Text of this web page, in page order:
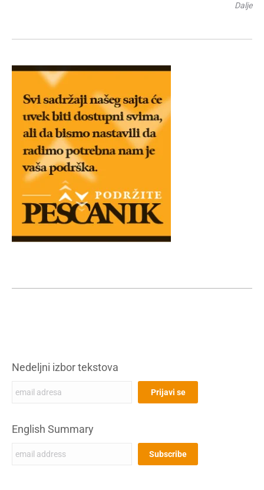
Dalje
Nedeljni izbor tekstova
English Summary